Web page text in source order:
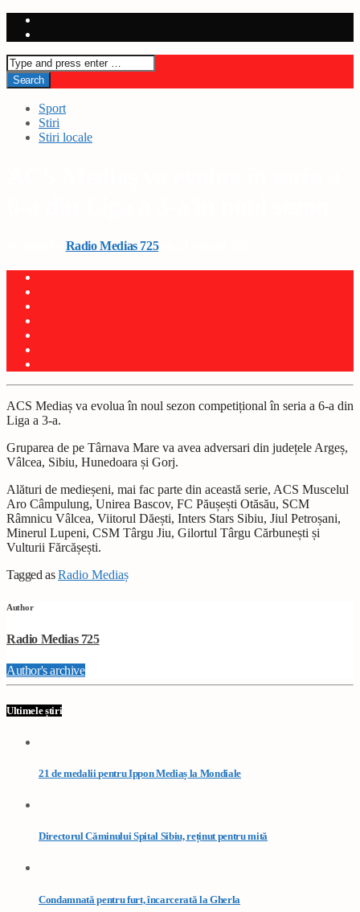
Sport
Stiri
Stiri locale
Radio Medias 725on 21 august 2025
ACS Mediaș va evolua în noul sezon competițional în seria a 6-a din
Liga a 3-a.
Gruparea de pe Târnava Mare va avea adversari din județele Argeș,
Vâlcea, Sibiu, Hunedoara și Gorj.
Alături de medieșeni, mai fac parte din această serie, ACS Muscelul
Aro Câmpulung, Unirea Bascov, FC Păușești Otăsău, SCM
Râmnicu Vâlcea, Viitorul Dăești, Inters Stars Sibiu, Jiul Petroșani,
Minerul Lupeni, CSM Târgu Jiu, Gilortul Târgu Cărbunești și
Vulturii Fărcășești.
Tagged asRadio Mediaș
Author
Radio Medias 725
Author's archive
Ultimele știri
21 de medalii pentru Ippon Mediaș la Mondiale
Directorul Căminului Spital Sibiu, reținut pentru mită
Condamnată pentru furt, încarcerată la Gherla